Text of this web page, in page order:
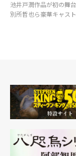
池井戸潤作品が初の舞
別所哲也ら豪華キャス